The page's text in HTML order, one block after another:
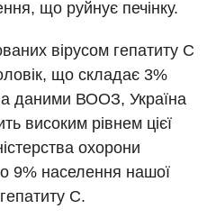
що руйнує печінку.
вірусом гепатиту С
що складає 3%
даними ВООЗ, Україна
високим рівнем цієї
охорони
9% населення нашої
С.